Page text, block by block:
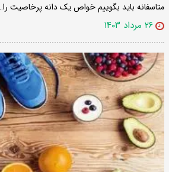
متاسفانه باید بگوییم خواص یک دانه پرخاصیت
۲۶ مرداد ۱۴۰۳